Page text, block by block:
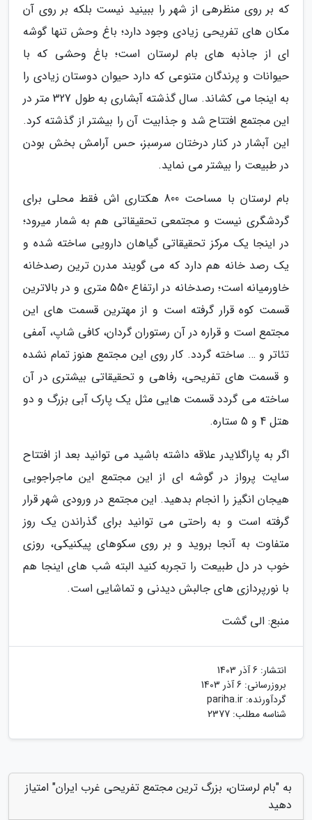
که بر روی منظرهی از شهر را ببینید نیست بلکه بر روی آن
مکان های تفریحی زیادی وجود دارد؛ باغ وحش تنها گوشه
ای از جاذبه های بام لرستان است؛ باغ وحشی که با
حیوانات و پرندگان متنوعی که دارد حیوان دوستان زیادی را
به اینجا می کشاند. سال گذشته آبشاری به طول 327 متر در
این مجتمع افتتاح شد و جذابیت آن را بیشتر از گذشته کرد.
این آبشار در کنار درختان سرسبز، حس آرامش بخش بودن
در طبیعت را بیشتر می نماید.
بام لرستان با مساحت 800 هکتاری اش فقط محلی برای
گردشگری نیست و مجتمعی تحقیقاتی هم به شمار میرود؛
در اینجا یک مرکز تحقیقاتی گیاهان دارویی ساخته شده و
یک رصد خانه هم دارد که می گویند مدرن ترین رصدخانه
خاورمیانه است؛ رصدخانه در ارتفاع 550 متری و در بالاترین
قسمت کوه قرار گرفته است و از مهترین قسمت های این
مجتمع است و قراره در آن رستوران گردان، کافی شاپ، آمفی
تئاتر و … ساخته گردد. کار روی این مجتمع هنوز تمام نشده
و قسمت های تفریحی، رفاهی و تحقیقاتی بیشتری در آن
ساخته می گردد قسمت هایی مثل یک پارک آبی بزرگ و دو
هتل 4 و 5 ستاره.
اگر به پاراگلایدر علاقه داشته باشید می توانید بعد از افتتاح
سایت پرواز در گوشه ای از این مجتمع این ماجراجویی
هیجان انگیز را انجام بدهید. این مجتمع در ورودی شهر قرار
گرفته است و به راحتی می توانید برای گذراندن یک روز
متفاوت به آنجا بروید و بر روی سکوهای پیکنیکی، روزی
خوب در دل طبیعت را تجربه کنید البته شب های اینجا هم
با نورپردازی های جالبش دیدنی و تماشایی است.
منبع: الی گشت
انتشار: 6 آذر 1403
بروزرسانی: 6 آذر 1403
گردآورنده: pariha.ir
شناسه مطلب: 2377
به "بام لرستان، بزرگ ترین مجتمع تفریحی غرب ایران" امتیاز
دهید